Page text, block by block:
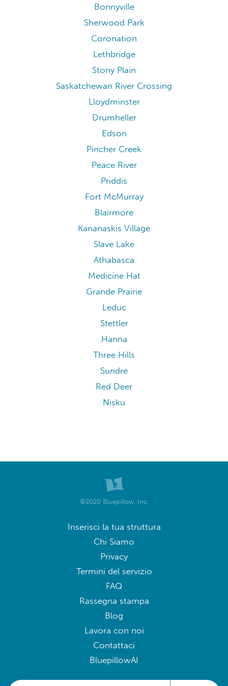
Bonnyville
Sherwood Park
Coronation
Lethbridge
Stony Plain
Saskatchewan River Crossing
Lloydminster
Drumheller
Edson
Pincher Creek
Peace River
Priddis
Fort McMurray
Blairmore
Kananaskis Village
Slave Lake
Athabasca
Medicine Hat
Grande Prairie
Leduc
Stettler
Hanna
Three Hills
Sundre
Red Deer
Nisku
©2020 Bluepillow, Inc.
Inserisci la tua struttura
Chi Siamo
Privacy
Termini del servizio
FAQ
Rassegna stampa
Blog
Lavora con noi
Contattaci
BluepillowAI